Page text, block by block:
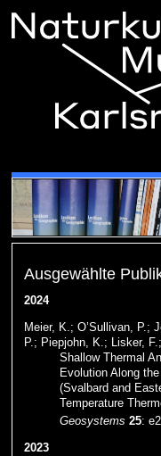
Ausgewählte
2024
Meier, K.; O’Sullivan, P.;
P.; Piepjohn, K.; Lisker,
Shallow Thermal
Evolution Along
(Svalbard and
Temperature
Geosystems 25:
2023